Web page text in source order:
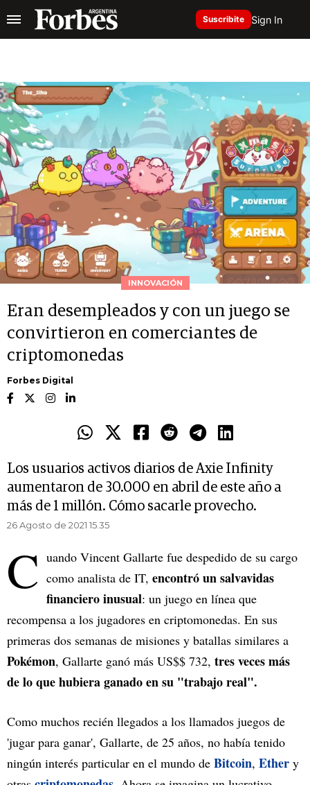
Suscribite Sign In
INNOVACIÓN
Eran desempleados y con un juego se
convirtieron en comerciantes de
criptomonedas
Forbes Digital
Los usuarios activos diarios de Axie Infinity
aumentaron de 30.000 en abril de este año a
más de 1 millón. Cómo sacarle provecho.
26 Agosto de 2021 15.35
C uando Vincent Gallarte fue despedido de su cargo
como analista de IT, encontró un salvavidas
financiero inusual: un juego en línea que
recompensa a los jugadores en criptomonedas. En sus
primeras dos semanas de misiones y batallas similares a
Pokémon, Gallarte ganó más US$$ 732, tres veces más
de lo que hubiera ganado en su "trabajo real".
Como muchos recién llegados a los llamados juegos de
'jugar para ganar', Gallarte, de 25 años, no había tenido
ningún interés particular en el mundo de Bitcoin, Ether y